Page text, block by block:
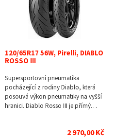
120/65R17 56W, Pirelli, DIABLO
ROSSO III
Supersportovní pneumatika
pocházející z rodiny Diablo, která
posouvá výkon pneumatiky na vyšší
hranici. Diablo Rosso III je přímý…
2 970,00 Kč